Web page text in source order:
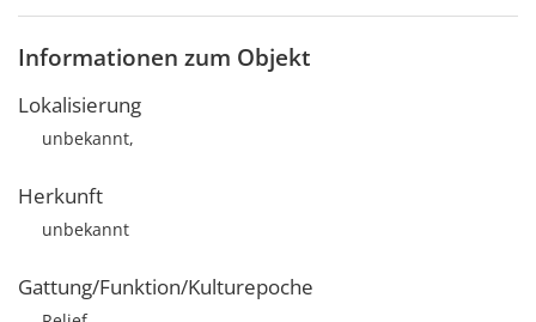
Informationen zum Objekt
Lokalisierung
unbekannt,
Herkunft
unbekannt
Gattung/Funktion/Kulturepoche